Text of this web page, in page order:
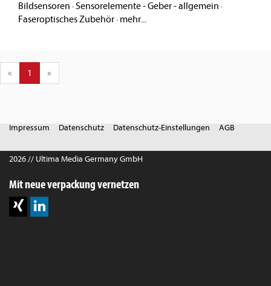
Bildsensoren ·Sensorelemente - Geber - allgemein ·
Faseroptisches Zubehör· mehr...
« 1 »
Impressum Datenschutz Datenschutz-Einstellungen AGB
2026 // Ultima Media Germany GmbH
Mit neue verpackung vernetzen